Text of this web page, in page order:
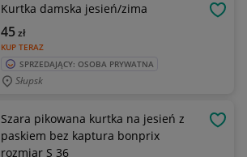
Kurtka damska jesień/zima
KUP TERAZ
45zł
SPRZEDAJĄCY: OSOBA PRYWATNA
Słupsk
Szara pikowana kurtka na jesień z
paskiem bez kaptura bonprix
rozmiar S 36